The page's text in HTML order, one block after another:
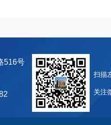
516号
扫描
关注